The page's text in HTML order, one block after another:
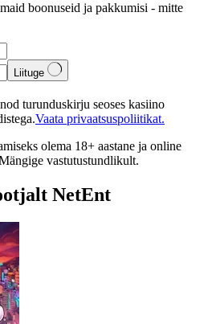
boonuseid ja pakkumisi - mitte
Liituge
turunduskirju seoses kasiino
Vaata privaatsuspoliitikat.
olema 18+ aastane ja online
vastutustundlikult.
NetEnt